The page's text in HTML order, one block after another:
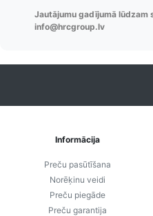
Pasūtījumu re-
order u.c.
Jautājumu gadījumā lūdzam
info@hrcgroup.lv
Informācija
Preču pasūtīšana
Norēķinu veidi
Preču piegāde
Preču garantija